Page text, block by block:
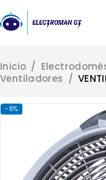
Inicio /
Ventiladores /
-6%